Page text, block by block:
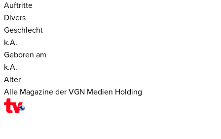
Auftritte
Divers
Geschlecht
k.A.
Geboren am
k.A.
Alter
Alle Magazine der VGN Medien Holding